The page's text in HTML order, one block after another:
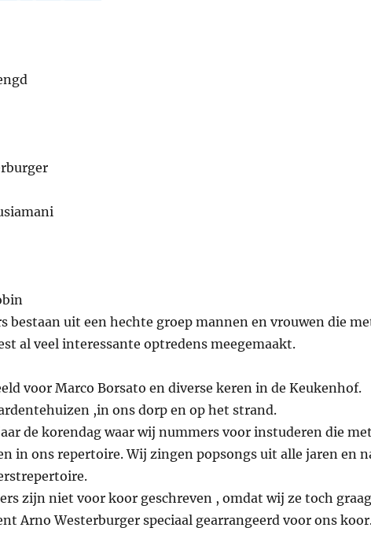
bestaan uit een hechte groep mannen en vrouwen die
al veel interessante optredens meegemaakt.
voor Marco Borsato en diverse keren in de Keukenhof.
,in ons dorp en op het strand.
de korendag waar wij nummers voor instuderen die
in ons repertoire. Wij zingen popsongs uit alle jaren en
zijn niet voor koor geschreven , omdat wij ze toch
Arno Westerburger speciaal gearrangeerd voor ons